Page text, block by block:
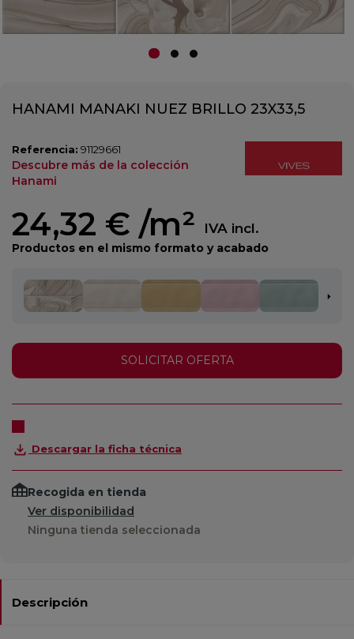
HANAMI MANAKI NUEZ BRILLO 23X33,5
Referencia: 91129661
Descubre más de la colección
Hanami
24,32 € /m² IVA incl.
Productos en el mismo formato y acabado
SOLICITAR OFERTA
Descargar la ficha técnica
Recogida en tienda
Ver disponibilidad
Ninguna tienda seleccionada
Descripción